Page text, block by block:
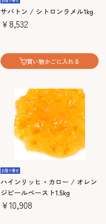
サバトン / シトロンラメル1kg
￥8,532
買い物かごに入れる
ハインリッヒ・カロー / オレン
ジピールペースト1.5kg
￥10,908